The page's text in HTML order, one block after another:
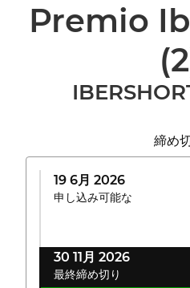
Premio
締め
19 6月 2026
申し込み可能な
30 11月 2026
最終締め切り